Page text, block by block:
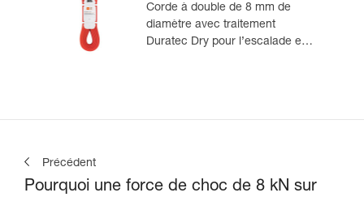
Corde à double de 8 mm de
diamètre avec traitement
Duratec Dry pour l’escalade en
Précédent
Pourquoi une force de choc de 8 kN sur